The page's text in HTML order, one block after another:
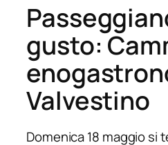
gusto:
Valvestino
Domenica 18 maggio si